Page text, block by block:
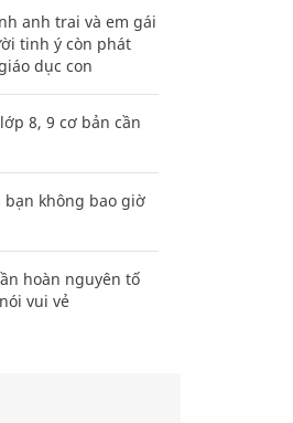
anh trai và em gái
tinh ý còn phát
dục con
8, 9 cơ bản cần
bạn không bao giờ
hoàn nguyên tố
vui vẻ